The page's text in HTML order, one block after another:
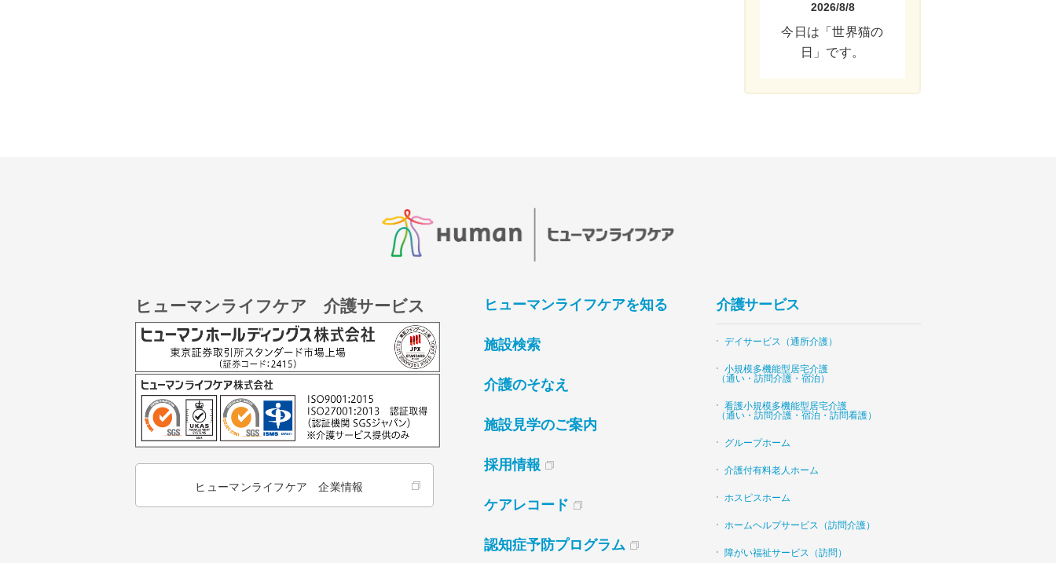
2026/8/8
今日は「世界猫の
日」です。
ヒューマンライフケア 介護サービス
ヒューマンライフケア 企業情報
ヒューマンライフケアを知る
施設検索
介護のそなえ
施設見学のご案内
採用情報
ケアレコード
認知症予防プログラム
介護サービス
デイサービス（通所介護）
小規模多機能型居宅介護
（通い・訪問介護・宿泊）
看護小規模多機能型居宅介護
（通い・訪問介護・宿泊・訪問看護）
グループホーム
介護付有料老人ホーム
ホスピスホーム
ホームヘルプサービス（訪問介護）
障がい福祉サービス（訪問）